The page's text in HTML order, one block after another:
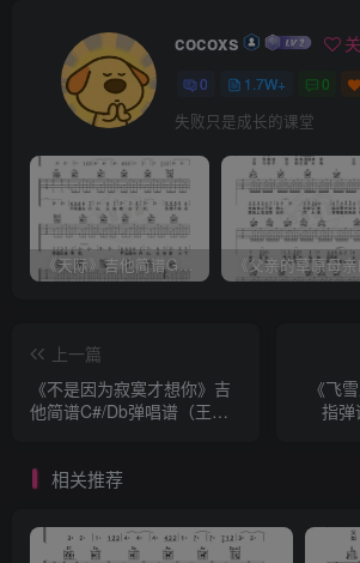
cocoxs
0 1.7W+ 0
失败只是成长的课堂
《天际》吉他简谱G调弹唱谱（姜玉阳）
上一篇
《不是因为寂寞才想你》吉
他简谱C#/Db弹唱谱（王小
《飞
指弹
相关推荐